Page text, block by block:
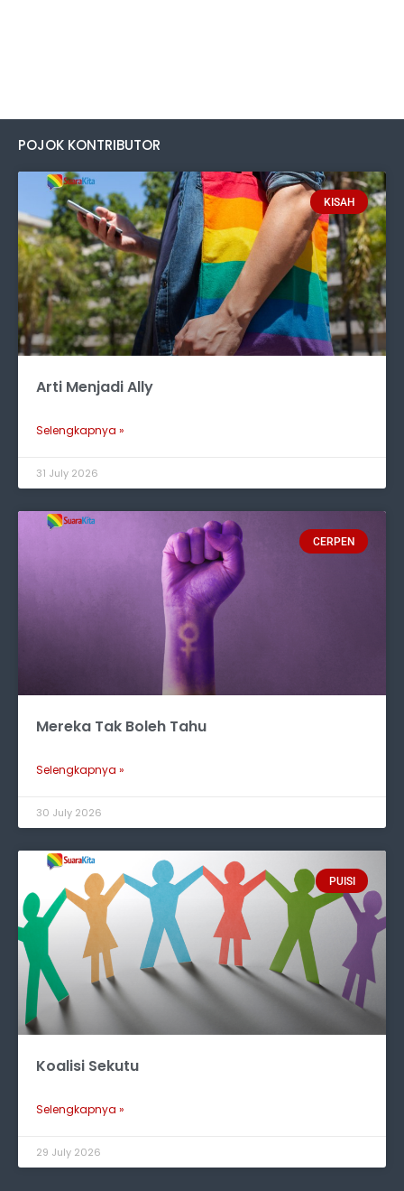
POJOK KONTRIBUTOR
KISAH
Arti Menjadi Ally
Selengkapnya »
31 July 2026
CERPEN
Mereka Tak Boleh Tahu
Selengkapnya »
30 July 2026
PUISI
Koalisi Sekutu
Selengkapnya »
29 July 2026